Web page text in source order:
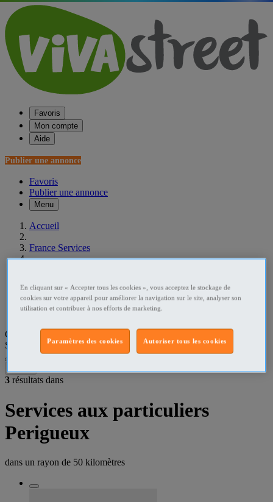
Favoris
Mon compte
Aide
Publier une annonce
Favoris
Publier une annonce
Menu
Accueil
France Services
Dordogne Services
Perigueux - 24000 Services
Que recherchez-vous ?
Services
Perigueux - 24000
3 résultats dans
Services aux particuliers
Perigueux
dans un rayon de 50 kilomètres
En cliquant sur « Accepter tous les cookies », vous acceptez le stockage de
cookies sur votre appareil pour améliorer la navigation sur le site, analyser son
utilisation et contribuer à nos efforts de marketing.
Autoriser tous les cookies
Paramètres des cookies